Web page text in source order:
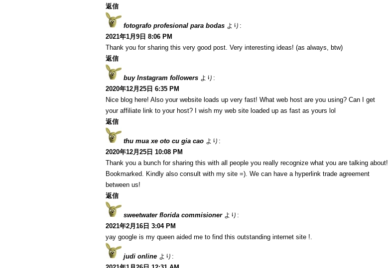
返信
fotografo profesional para bodas より:
2021年1月9日 8:06 PM
Thank you for sharing this very good post. Very interesting ideas! (as always, btw)
返信
buy Instagram followers より:
2020年12月25日 6:35 PM
Nice blog here! Also your website loads up very fast! What web host are you using? Can I get
your affiliate link to your host? I wish my web site loaded up as fast as yours lol
返信
thu mua xe oto cu gia cao より:
2020年12月25日 10:08 PM
Thank you a bunch for sharing this with all people you really recognize what you are talking about!
Bookmarked. Kindly also consult with my site =). We can have a hyperlink trade agreement
between us!
返信
sweetwater florida commisioner より:
2021年2月16日 3:04 PM
yay google is my queen aided me to find this outstanding internet site !.
judi online より: